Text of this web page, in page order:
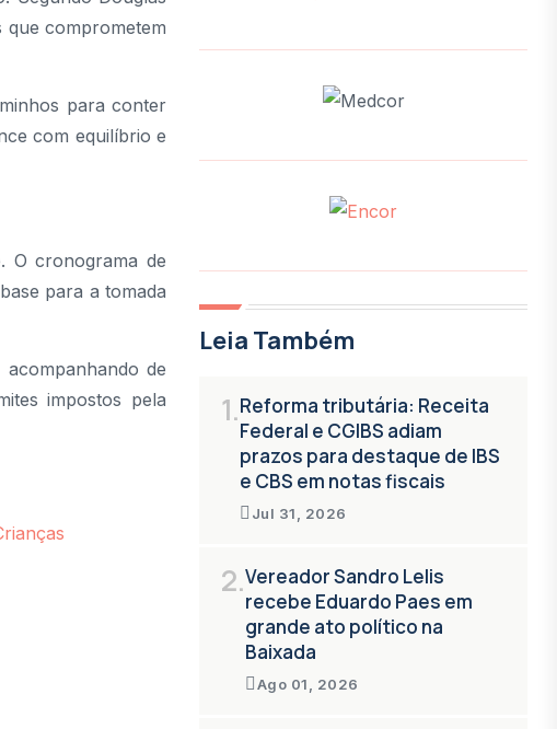
comprometem
para conter
com equilíbrio e
O cronograma de
para a tomada
de
impostos pela
Leia Também
1.Reforma tributária: Receita
Federal e CGIBS adiam
prazos para destaque de IBS
e CBS em notas fiscais
Jul 31, 2026
2.Vereador Sandro Lelis
recebe Eduardo Paes em
grande ato político na
Baixada
Ago 01, 2026